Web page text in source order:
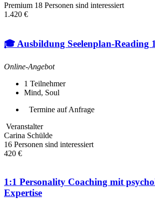
Premium 18 Personen sind interessiert
1.420 €
🎓 Ausbildung Seelenplan-Reading
Online-Angebot
1 Teilnehmer
Mind, Soul
Termine auf Anfrage
Veranstalter
Carina Schülde
16 Personen sind interessiert
420 €
1:1 Personality Coaching mit
Expertise